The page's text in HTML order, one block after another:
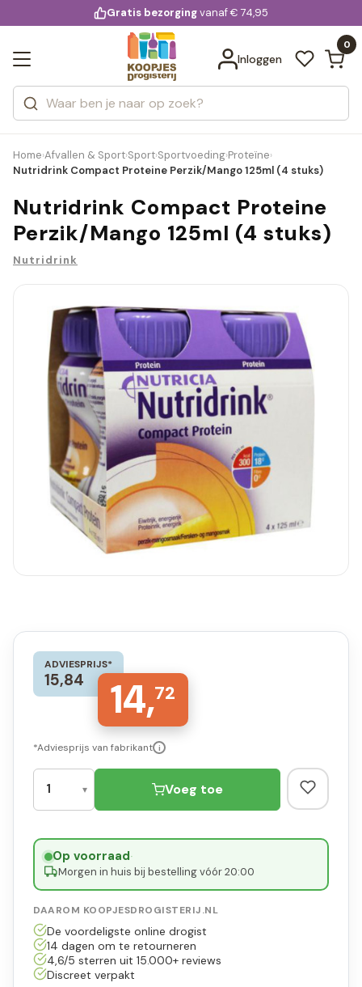
voor 20:00 uur besteld
Gratis bezorgingvanaf € 74,95
Inloggen
0
Zoeken
Categorieën
Merken
Bekijk alle resultaten
Home›Afvallen & Sport›Sport›Sportvoeding›Proteïne›
Nutridrink Compact Proteine Perzik/Mango 125ml (4 stuks)
Nutridrink Compact Proteine
Perzik/Mango 125ml (4 stuks)
Nutridrink
ADVIESPRIJS*
15,84 14,72
*Adviesprijs van fabrikant i
Voeg toe
Op voorraad·
Morgen in huis bij bestelling vóór 20:00
DAAROM KOOPJESDROGISTERIJ.NL
De voordeligste online drogist
14 dagen om te retourneren
4,6/5 sterren uit 15.000+ reviews
Discreet verpakt